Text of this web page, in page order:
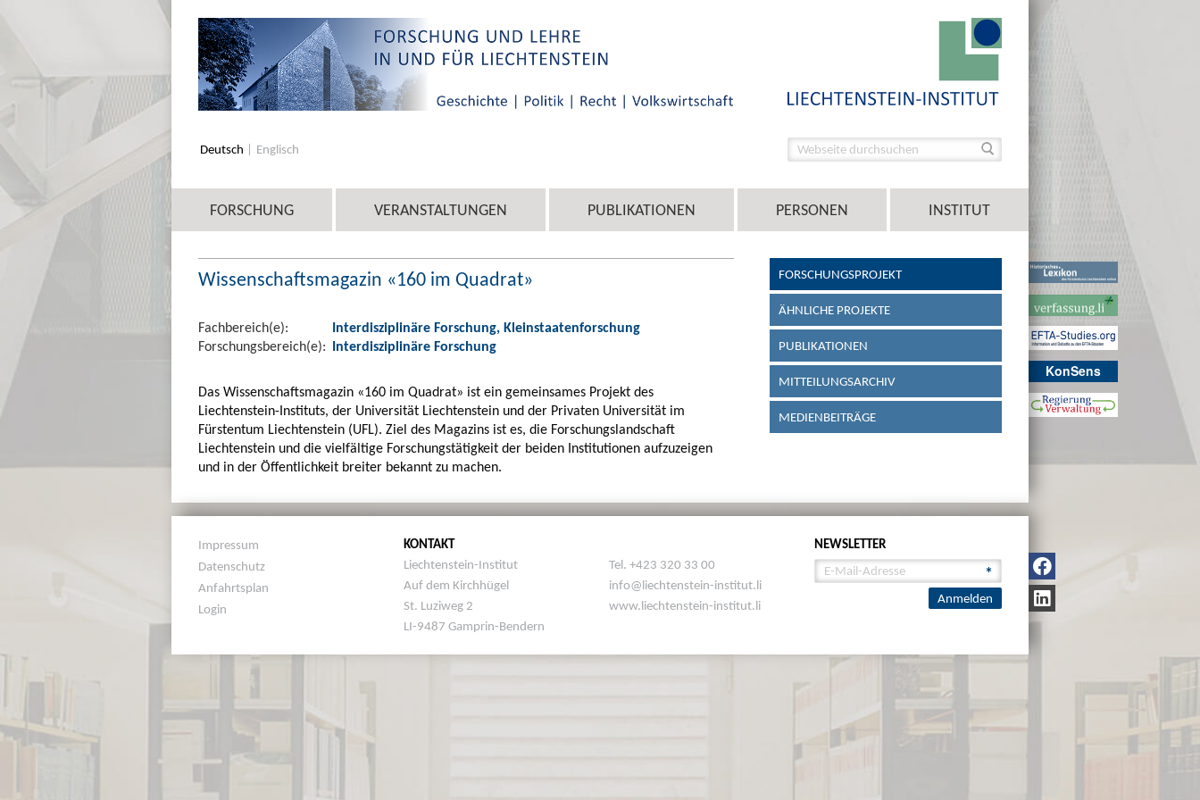
KonSens
Deutsch Englisch
FORSCHUNG VERANSTALTUNGEN PUBLIKATIONEN PERSONEN INSTITUT
Wissenschaftsmagazin «160 im Quadrat»
Fachbereich(e):
Interdisziplinäre Forschung, Kleinstaatenforschung
Forschungsbereich(e): Interdisziplinäre Forschung
Das Wissenschaftsmagazin «160 im Quadrat» ist ein gemeinsames Projekt des
Liechtenstein-Instituts, der Universität Liechtenstein und der Privaten Universität im
Fürstentum Liechtenstein (UFL). Ziel des Magazins ist es, die Forschungslandschaft
Liechtenstein und die vielfältige Forschungstätigkeit der beiden Institutionen aufzuzeigen
und in der Öffentlichkeit breiter bekannt zu machen.
FORSCHUNGSPROJEKT
ÄHNLICHE PROJEKTE
PUBLIKATIONEN
MITTEILUNGSARCHIV
MEDIENBEITRÄGE
Impressum
Datenschutz
Anfahrtsplan
Login
KONTAKT
Liechtenstein-Institut
Auf dem Kirchhügel
St. Luziweg 2
LI-9487 Gamprin-Bendern
Tel. +423 320 33 00
info@liechtenstein-institut.li
www.liechtenstein-institut.li
NEWSLETTER